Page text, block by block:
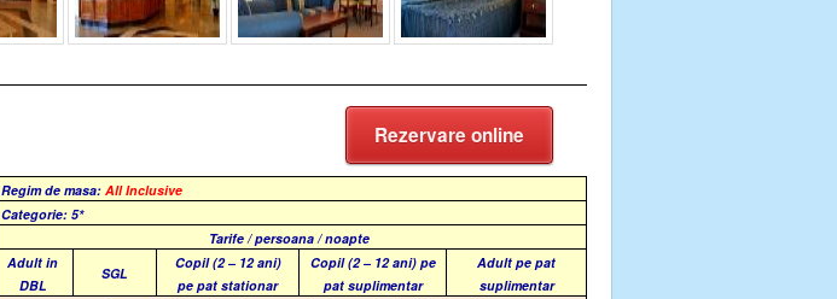
Rezervare online
Regim de masa:All Inclusive
Categorie: 5*
Tarife / persoana / noapte
Adult in
DBL
SGL
Copil (2 – 12 ani)
pe pat stationar
Copil (2 – 12 ani) pe
pat suplimentar
Adult pe pat
suplimentar